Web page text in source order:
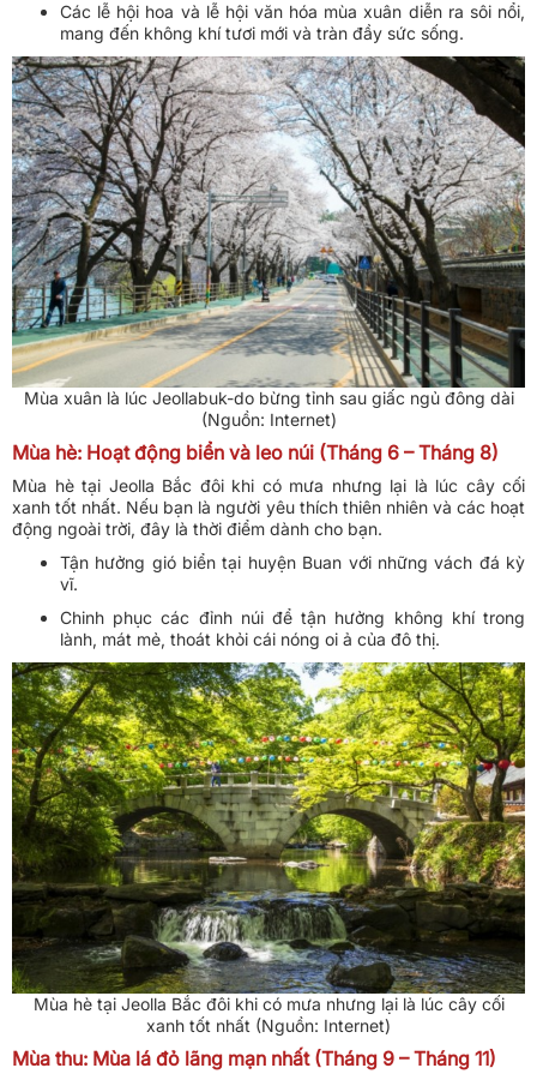
Các lễ hội hoa và lễ hội văn hóa mùa xuân diễn ra sôi nổi,
mang đến không khí tươi mới và tràn đầy sức sống.
Mùa xuân là lúc Jeollabuk-do bừng tỉnh sau giấc ngủ đông dài
(Nguồn: Internet)
Mùa hè: Hoạt động biển và leo núi (Tháng 6 – Tháng 8)
Mùa hè tại Jeolla Bắc đôi khi có mưa nhưng lại là lúc cây cối
xanh tốt nhất. Nếu bạn là người yêu thích thiên nhiên và các hoạt
động ngoài trời, đây là thời điểm dành cho bạn.
Tận hưởng gió biển tại huyện Buan với những vách đá kỳ
vĩ.
Chinh phục các đỉnh núi để tận hưởng không khí trong
lành, mát mẻ, thoát khỏi cái nóng oi ả của đô thị.
Mùa hè tại Jeolla Bắc đôi khi có mưa nhưng lại là lúc cây cối
xanh tốt nhất (Nguồn: Internet)
Mùa thu: Mùa lá đỏ lãng mạn nhất (Tháng 9 – Tháng 11)